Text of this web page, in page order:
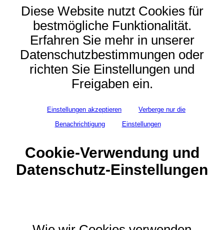
Diese Website nutzt Cookies für
bestmögliche Funktionalität.
Erfahren Sie mehr in unserer
Datenschutzbestimmungen oder
richten Sie Einstellungen und
Freigaben ein.
Einstellungen akzeptieren
Verberge nur die
Benachrichtigung
Einstellungen
Cookie-Verwendung und
Datenschutz-Einstellungen